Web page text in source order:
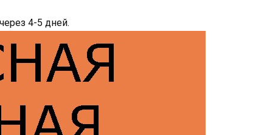
4-5 дней.